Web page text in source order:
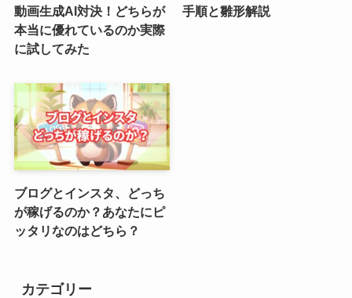
動画生成AI対決！どちらが
本当に優れているのか実際
に試してみた
手順と雛形解説
ブログとインスタ、どっち
が稼げるのか？あなたにピ
ッタリなのはどちら？
カテゴリー